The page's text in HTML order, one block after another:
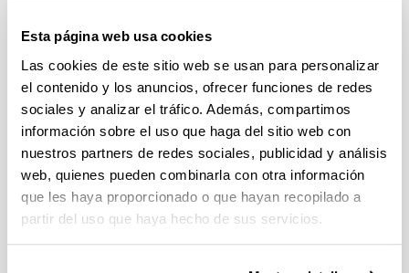
Esta página web usa cookies
Las cookies de este sitio web se usan para personalizar
el contenido y los anuncios, ofrecer funciones de redes
sociales y analizar el tráfico. Además, compartimos
información sobre el uso que haga del sitio web con
nuestros partners de redes sociales, publicidad y análisis
web, quienes pueden combinarla con otra información
que les haya proporcionado o que hayan recopilado a
partir del uso que haya hecho de sus servicios.
Elcano, 21
48008 Bilbao
Tfno.: 94 601 2000; Fax: 94 601 7600
Dirección web:
https://www.ehu.eus/es/web/ekonomia-enpresa-
fakultatea/kokalekua-kontaktua